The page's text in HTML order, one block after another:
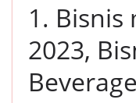
1.
2023,
Beverage